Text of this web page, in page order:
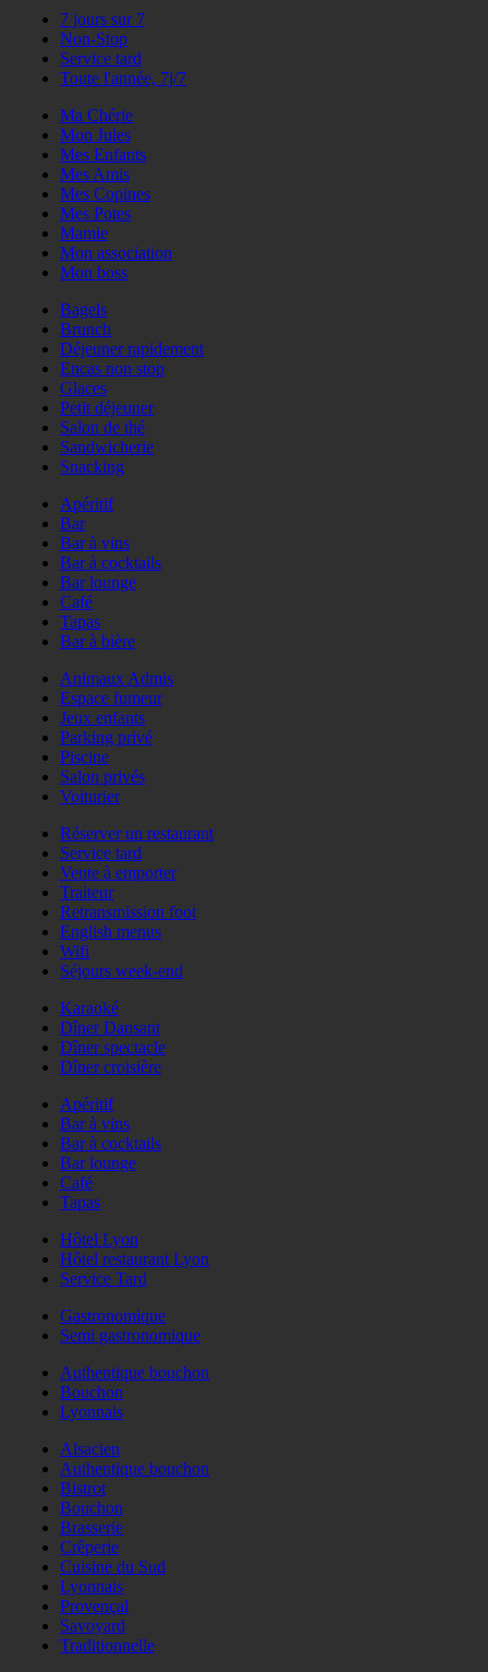
7 jours sur 7
Non-Stop
Service tard
Toute l'année, 7j/7
Ma Chérie
Mon Jules
Mes Enfants
Mes Amis
Mes Copines
Mes Potes
Mamie
Mon association
Mon boss
Bagels
Brunch
Déjeuner rapidement
Encas non stop
Glaces
Petit déjeuner
Salon de thé
Sandwicherie
Snacking
Apéritif
Bar
Bar à vins
Bar à cocktails
Bar lounge
Café
Tapas
Bar à bière
Animaux Admis
Espace fumeur
Jeux enfants
Parking privé
Piscine
Salon privés
Voiturier
Réserver un restaurant
Service tard
Vente à emporter
Traiteur
Retransmission foot
English menus
Wifi
Séjours week-end
Karaoké
Dîner Dansant
Dîner spectacle
Dîner croisière
Apéritif
Bar à vins
Bar à cocktails
Bar lounge
Café
Tapas
Hôtel Lyon
Hôtel restaurant Lyon
Service Tard
Gastronomique
Semi gastronomique
Authentique bouchon
Bouchon
Lyonnais
Alsacien
Authentique bouchon
Bistrot
Bouchon
Brasserie
Crêperie
Cuisine du Sud
Lyonnais
Provençal
Savoyard
Traditionnelle